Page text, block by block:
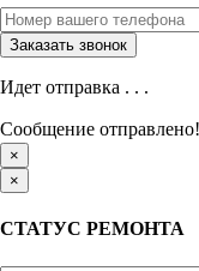
Идет отправка . . .
Сообщение отправлено!
×
×
СТАТУС РЕМОНТА